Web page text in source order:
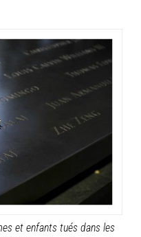
et enfants tués dans les